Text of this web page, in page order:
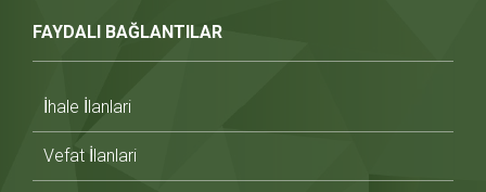
FAYDALI BAĞLANTILAR
İhale İlanlari
Vefat İlanlari